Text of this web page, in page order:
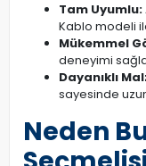
Tam Uyumlu:
Kablo modeli
Mükemmel
deneyimi
Dayanıklı
sayesinde
Neden